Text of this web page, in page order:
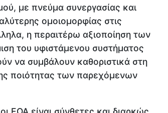
με πνεύμα συνεργασίας και
ομοιομορφίας στις
η περαιτέρω αξιοποίηση των
του υφιστάμενου συστήματος
να συμβάλουν καθοριστικά στη
ποιότητας των παρεχόμενων